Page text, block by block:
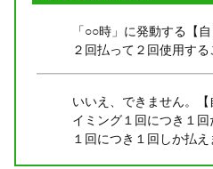
「○○時」に発動する【
２回払って２回使用す
いいえ、できません。
イミング１回につき１
１回につき１回しか払え